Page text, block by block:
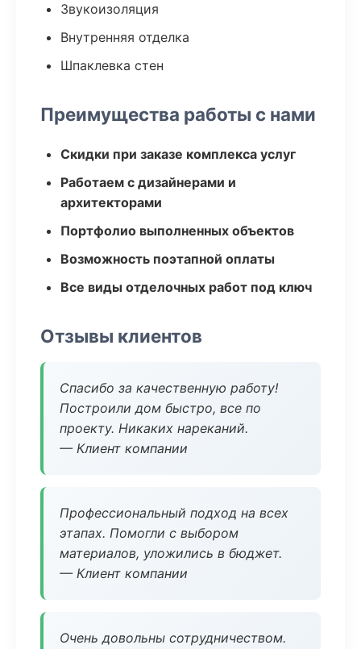
Звукоизоляция
Внутренняя отделка
Шпаклевка стен
Преимущества работы с нами
Скидки при заказе комплекса услуг
Работаем с дизайнерами и
архитекторами
Портфолио выполненных объектов
Возможность поэтапной оплаты
Все виды отделочных работ под ключ
Отзывы клиентов
Спасибо за качественную работу!
Построили дом быстро, все по
проекту. Никаких нареканий.
— Клиент компании
Профессиональный подход на всех
этапах. Помогли с выбором
материалов, уложились в бюджет.
— Клиент компании
Очень довольны сотрудничеством.